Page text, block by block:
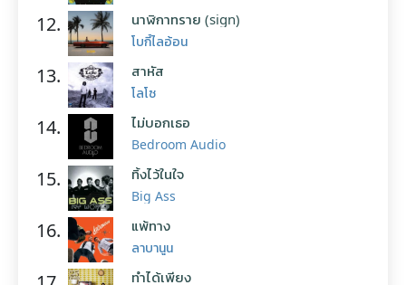
12. นาฬิกาทราย (sign)
โบกี้ไลอ้อน
13. สาหัส
โลโซ
14. ไม่บอกเธอ
Bedroom Audio
15. ทิ้งไว้ในใจ
Big Ass
16. แพ้ทาง
ลาบานูน
ทำได้เพียง